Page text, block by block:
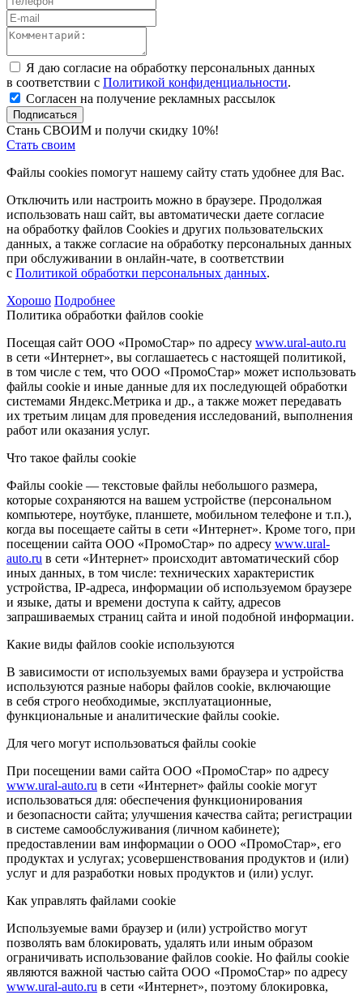
Я даю согласие на обработку персональных данных
в соответствии с Политикой конфиденциальности.
Согласен на получение рекламных рассылок
Подписаться
Стань СВОИМ и получи скидку 10%!
Стать своим
Файлы cookies помогут нашему сайту стать удобнее для Вас.
Отключить или настроить можно в браузере. Продолжая
использовать наш сайт, вы автоматически даете согласие
на обработку файлов Cookies и других пользовательских
данных, а также согласие на обработку персональных данных
при обслуживании в онлайн-чате, в соответствии
с Политикой обработки персональных данных.
Хорошо Подробнее
Политика обработки файлов cookie
Посещая сайт ООО «ПромоСтар» по адресу www.ural-auto.ru
в сети «Интернет», вы соглашаетесь с настоящей политикой,
в том числе с тем, что ООО «ПромоСтар» может использовать
файлы cookie и иные данные для их последующей обработки
системами Яндекс.Метрика и др., а также может передавать
их третьим лицам для проведения исследований, выполнения
работ или оказания услуг.
Что такое файлы cookie
Файлы cookie — текстовые файлы небольшого размера,
которые сохраняются на вашем устройстве (персональном
компьютере, ноутбуке, планшете, мобильном телефоне и т.п.),
когда вы посещаете сайты в сети «Интернет». Кроме того, при
посещении сайта ООО «ПромоСтар» по адресу www.ural-
auto.ru в сети «Интернет» происходит автоматический сбор
иных данных, в том числе: технических характеристик
устройства, IP-адреса, информации об используемом браузере
и языке, даты и времени доступа к сайту, адресов
запрашиваемых страниц сайта и иной подобной информации.
Какие виды файлов cookie используются
В зависимости от используемых вами браузера и устройства
используются разные наборы файлов cookie, включающие
в себя строго необходимые, эксплуатационные,
функциональные и аналитические файлы cookie.
Для чего могут использоваться файлы cookie
При посещении вами сайта ООО «ПромоСтар» по адресу
www.ural-auto.ru в сети «Интернет» файлы cookie могут
использоваться для: обеспечения функционирования
и безопасности сайта; улучшения качества сайта; регистрации
в системе самообслуживания (личном кабинете);
предоставлении вам информации о ООО «ПромоСтар», его
продуктах и услугах; усовершенствования продуктов и (или)
услуг и для разработки новых продуктов и (или) услуг.
Как управлять файлами cookie
Используемые вами браузер и (или) устройство могут
позволять вам блокировать, удалять или иным образом
ограничивать использование файлов cookie. Но файлы cookie
являются важной частью сайта ООО «ПромоСтар» по адресу
www.ural-auto.ru в сети «Интернет», поэтому блокировка,